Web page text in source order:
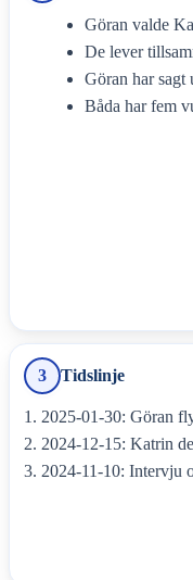
Göran valde
De lever
Göran har
Båda har fem
3 Tidslinje
2025-01-30: Göran
2024-12-15: Katrin
2024-11-10: Intervju